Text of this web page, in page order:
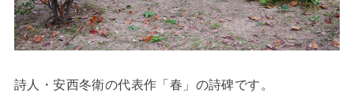
詩人・安西冬衛の代表作「春」の詩碑です。